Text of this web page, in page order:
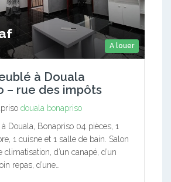
A louer
à Douala
– rue des impôts
douala bonapriso
Douala, Bonapriso 04 pièces, 1
1 cuisne et 1 salle de bain. Salon
climatisation, d’un canapé, d’un
repas, d’une…